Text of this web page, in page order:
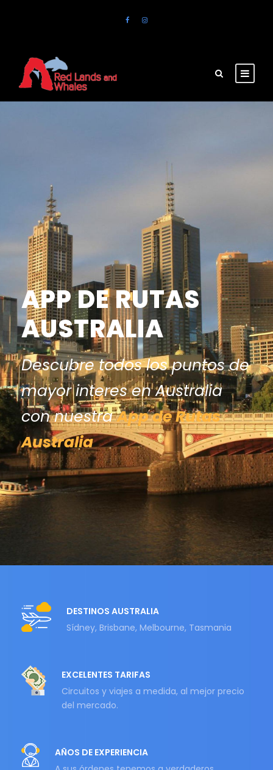
APP DE RUTAS
AUSTRALIA
Descubre todos los puntos de
mayor interes en Australia
con nuestraApp de Rutas
Australia
DESTINOS AUSTRALIA
Sídney, Brisbane, Melbourne, Tasmania
EXCELENTES TARIFAS
Circuitos y viajes a medida, al mejor precio
del mercado.
AÑOS DE EXPERIENCIA